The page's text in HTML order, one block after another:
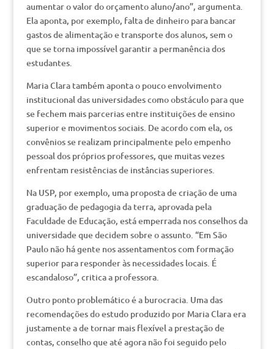
aumentar o valor do orçamento aluno/ano”, argumenta.
Ela aponta, por exemplo, falta de dinheiro para bancar
gastos de alimentação e transporte dos alunos, sem o
que se torna impossível garantir a permanência dos
estudantes.
Maria Clara também aponta o pouco envolvimento
institucional das universidades como obstáculo para que
se fechem mais parcerias entre instituições de ensino
superior e movimentos sociais. De acordo com ela, os
convênios se realizam principalmente pelo empenho
pessoal dos próprios professores, que muitas vezes
enfrentam resistências de instâncias superiores.
Na USP, por exemplo, uma proposta de criação de uma
graduação de pedagogia da terra, aprovada pela
Faculdade de Educação, está emperrada nos conselhos da
universidade que decidem sobre o assunto. “Em São
Paulo não há gente nos assentamentos com formação
superior para responder às necessidades locais. É
escandaloso”, critica a professora.
Outro ponto problemático é a burocracia. Uma das
recomendações do estudo produzido por Maria Clara era
justamente a de tornar mais flexível a prestação de
contas, conselho que até agora não foi seguido pelo